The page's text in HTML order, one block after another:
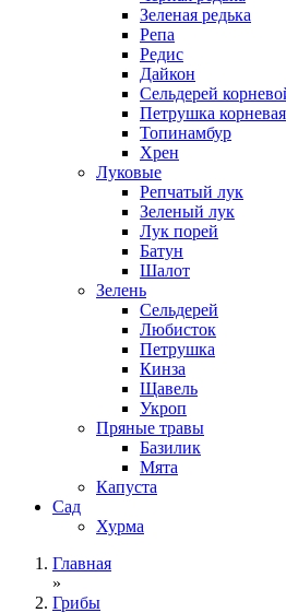
Зеленая редька
Репа
Редис
Дайкон
Сельдерей
Петрушка корневая
Топинамбур
Хрен
Луковые
Репчатый лук
Зеленый лук
Лук порей
Батун
Шалот
Зелень
Сельдерей
Любисток
Петрушка
Кинза
Щавель
Укроп
Пряные травы
Базилик
Мята
Капуста
Сад
Хурма
Главная
»
Грибы